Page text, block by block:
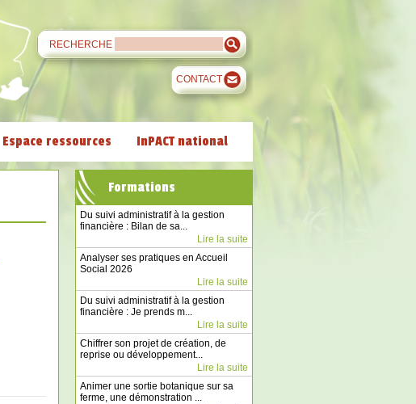
RECHERCHE
CONTACT
Espace ressources InPACT national
Formations
Du suivi administratif à la gestion
financière : Bilan de sa...
Lire la suite
Analyser ses pratiques en Accueil
Social 2026
Lire la suite
Du suivi administratif à la gestion
financière : Je prends m...
Lire la suite
Chiffrer son projet de création, de
reprise ou développement...
Lire la suite
Animer une sortie botanique sur sa
ferme, une démonstration ...